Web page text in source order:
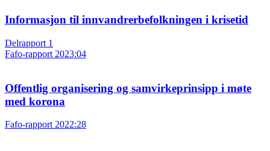
Informasjon til innvandrerbefolkningen i krisetid
Delrapport 1
Fafo-rapport 2023:04
Offentlig organisering og samvirkeprinsipp i møte
med korona
Fafo-rapport 2022:28